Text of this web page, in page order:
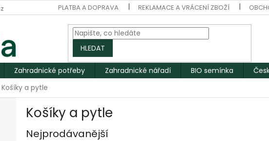
PLATBA A DOPRAVA REKLAMACE A VRÁCENÍ ZBOŽÍ
HLEDAT
Zahradnické potřeby Zahradnické nářadí BIO semínka
Košíky a pytle
Košíky a pytle
Nejprodávanější